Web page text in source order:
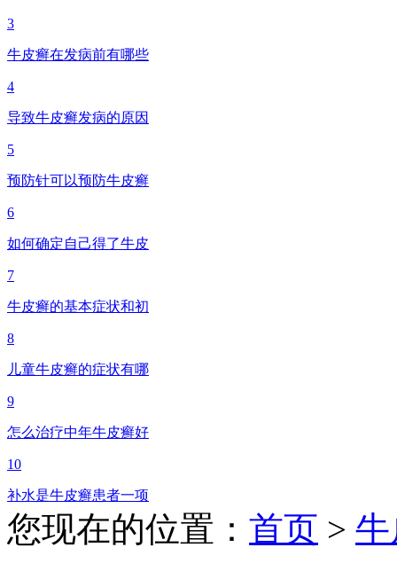
3
牛皮癣在发病前有哪些
4
导致牛皮癣发病的原因
5
预防针可以预防牛皮癣
6
如何确定自己得了牛皮
7
牛皮癣的基本症状和初
8
儿童牛皮癣的症状有哪
9
怎么治疗中年牛皮癣好
10
补水是牛皮癣患者一项
您现在的位置： 首页 >